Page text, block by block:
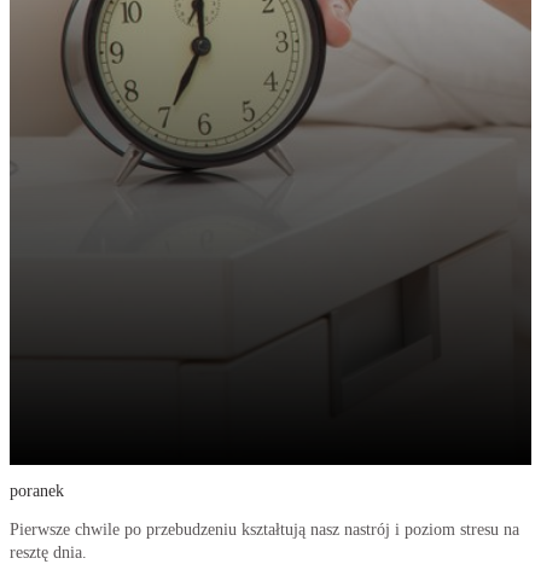
poranek
Pierwsze chwile po przebudzeniu kształtują nasz nastrój i poziom stresu na
resztę dnia.